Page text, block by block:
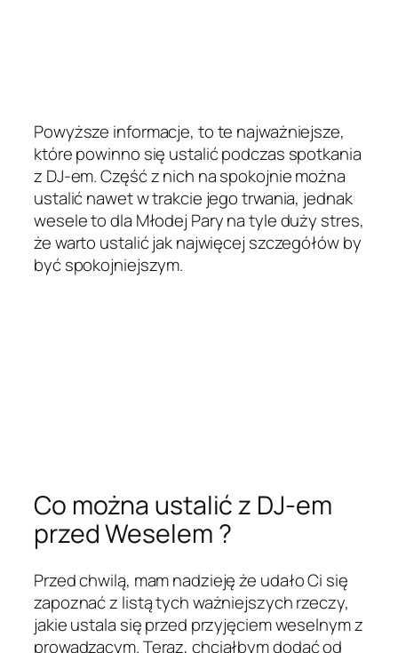
Powyższe informacje, to te najważniejsze,
które powinno się ustalić podczas spotkania
z DJ-em. Część z nich na spokojnie można
ustalić nawet w trakcie jego trwania, jednak
wesele to dla Młodej Pary na tyle duży stres,
że warto ustalić jak najwięcej szczegółów by
być spokojniejszym.
Co można ustalić z DJ-em
przed Weselem ?
Przed chwilą, mam nadzieję że udało Ci się
zapoznać z listą tych ważniejszych rzeczy,
jakie ustala się przed przyjęciem weselnym z
prowadzącym. Teraz, chciałbym dodać od